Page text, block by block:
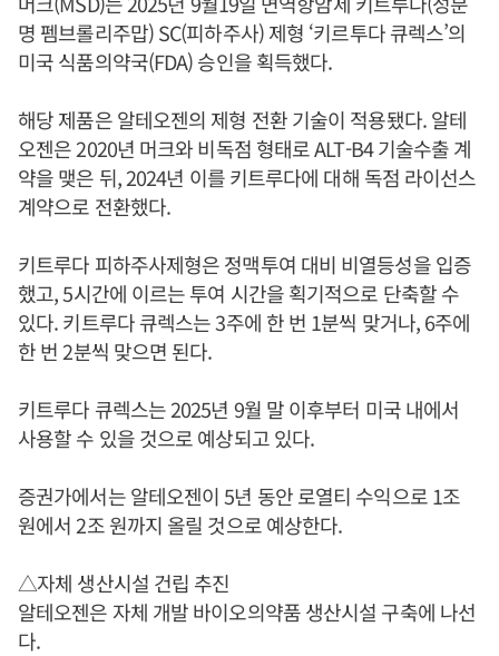
명 펨브롤리주맙) SC(피하주사) 제형 ‘키르투다 큐렉스’의
미국 식품의약국(FDA) 승인을 획득했다.
해당 제품은 알테오젠의 제형 전환 기술이 적용됐다. 알테
오젠은 2020년 머크와 비독점 형태로 ALT-B4 기술수출 계
약을 맺은 뒤, 2024년 이를 키트루다에 대해 독점 라이선스
계약으로 전환했다.
키트루다 피하주사제형은 정맥투여 대비 비열등성을 입증
했고, 5시간에 이르는 투여 시간을 획기적으로 단축할 수
있다. 키트루다 큐렉스는 3주에 한 번 1분씩 맞거나, 6주에
한 번 2분씩 맞으면 된다.
키트루다 큐렉스는 2025년 9월 말 이후부터 미국 내에서
사용할 수 있을 것으로 예상되고 있다.
증권가에서는 알테오젠이 5년 동안 로열티 수익으로 1조
원에서 2조 원까지 올릴 것으로 예상한다.
△자체 생산시설 건립 추진
알테오젠은 자체 개발 바이오의약품 생산시설 구축에 나선
다.